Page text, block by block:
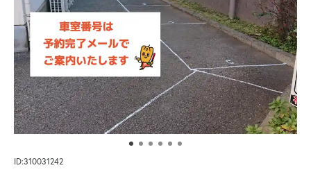
ID:310031242